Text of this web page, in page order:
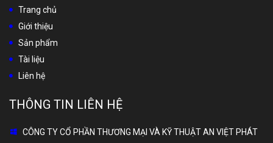
Trang chủ
Giới thiệu
Sản phẩm
Tài liệu
Liên hệ
THÔNG TIN LIÊN HỆ
CÔNG TY CỔ PHẦN THƯƠNG MẠI VÀ KỸ THUẬT AN VIỆT PHÁT